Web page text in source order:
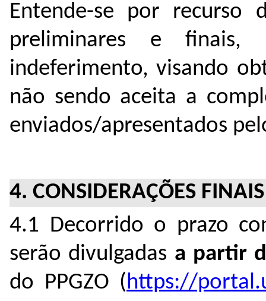
Entende-se por recurso
preliminares e
indeferimento, visando
não sendo aceita a
enviados/apresentados
4. CONSIDERAÇÕES FINAIS
4.1 Decorrido o prazo
serão divulgadas a partir
do PPGZO (https://